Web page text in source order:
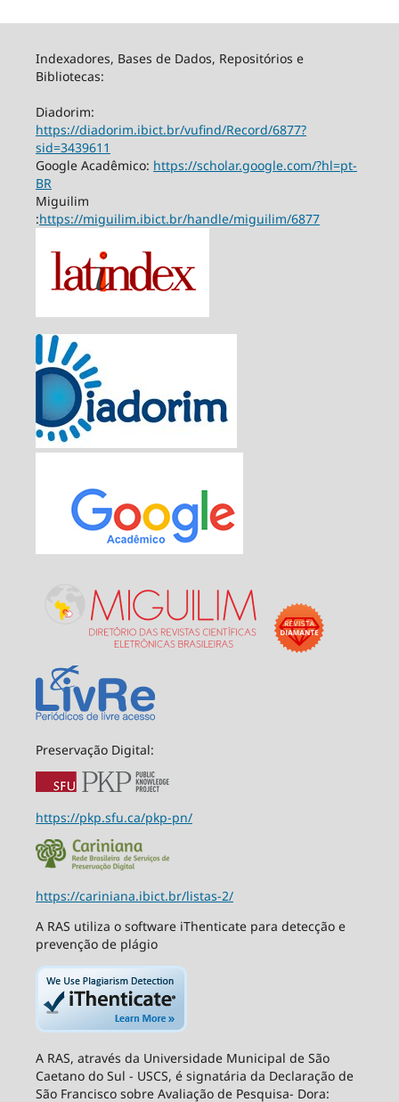
Indexadores, Bases de Dados, Repositórios e
Bibliotecas:
Diadorim:
https://diadorim.ibict.br/vufind/Record/6877?
sid=3439611
Google Acadêmico: https://scholar.google.com/?hl=pt-
BR
Miguilim
:https://miguilim.ibict.br/handle/miguilim/6877
Preservação Digital:
https://pkp.sfu.ca/pkp-pn/
https://cariniana.ibict.br/listas-2/
A RAS utiliza o software iThenticate para detecção e
prevenção de plágio
A RAS, através da Universidade Municipal de São
Caetano do Sul - USCS, é signatária da Declaração de
São Francisco sobre Avaliação de Pesquisa- Dora: